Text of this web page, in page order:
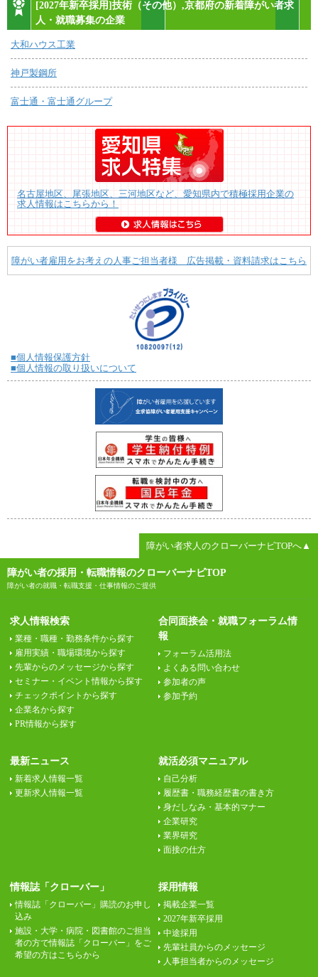
[2027年新卒採用]技術（その他）,京都府の新着障がい者求
人・就職募集の企業
大和ハウス工業
神戸製鋼所
富士通・富士通グループ
名古屋地区、尾張地区、三河地区など、愛知県内で積極採用企業の
求人情報はこちらから！
障がい者雇用をお考えの人事ご担当者様 広告掲載・資料請求はこちら
■個人情報保護方針
■個人情報の取り扱いについて
障がい者求人のクローバーナビTOPへ▲
障がい者の採用・転職情報のクローバーナビTOP
障がい者の就職・転職支援・仕事情報のご提供
求人情報検索
業種・職種・勤務条件から探す
雇用実績・職場環境から探す
先輩からのメッセージから探す
セミナー・イベント情報から探す
チェックポイントから探す
企業名から探す
PR情報から探す
合同面接会・就職フォーラム情
報
フォーラム活用法
よくある問い合わせ
参加者の声
参加予約
最新ニュース
新着求人情報一覧
更新求人情報一覧
就活必須マニュアル
自己分析
履歴書・職務経歴書の書き方
身だしなみ・基本的マナー
企業研究
業界研究
面接の仕方
情報誌「クローバー」
情報誌「クローバー」購読のお申し
込み
施設・大学・病院・図書館のご担当
者の方で情報誌「クローバー」をご
希望の方はこちらから
採用情報
掲載企業一覧
2027年新卒採用
中途採用
先輩社員からのメッセージ
人事担当者からのメッセージ